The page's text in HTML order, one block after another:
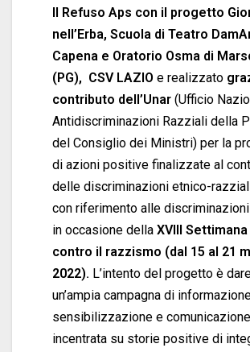
Il Refuso Aps con il progetto
nell’Erba, Scuola di Teatro
Capena e Oratorio Osma di
(PG), CSV LAZIO e realizzato
contributo dell’Unar (Ufficio
Antidiscriminazioni Razziali della
del Consiglio dei Ministri) per la
di azioni positive finalizzate al
delle discriminazioni etnico-
con riferimento alle
in occasione della XVIII
contro il razzismo (dal 15 al 21
2022). L’intento del progetto è
un’ampia campagna di
sensibilizzazione e comunicazione
incentrata su storie positive di